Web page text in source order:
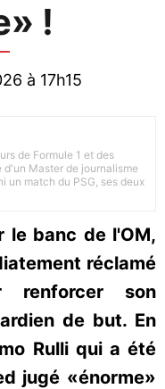
!
à 17h15
de Formule 1 et des
d'un Master de journalisme
un match du PSG, ses deux
le banc de l'OM,
réclamé
renforcer son
de but. En
Rulli qui a été
jugé «énorme»